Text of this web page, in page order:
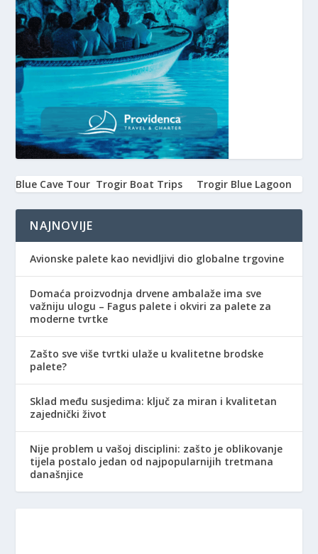
Blue Cave Tour Trogir Boat Trips Trogir Blue Lagoon
NAJNOVIJE
Avionske palete kao nevidljivi dio globalne trgovine
Domaća proizvodnja drvene ambalaže ima sve
važniju ulogu – Fagus palete i okviri za palete za
moderne tvrtke
Zašto sve više tvrtki ulaže u kvalitetne brodske
palete?
Sklad među susjedima: ključ za miran i kvalitetan
zajednički život
Nije problem u vašoj disciplini: zašto je oblikovanje
tijela postalo jedan od najpopularnijih tretmana
današnjice